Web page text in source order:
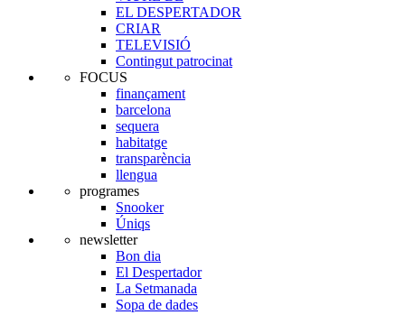
EL DESPERTADOR
CRIAR
TELEVISIÓ
Contingut patrocinat
FOCUS
finançament
barcelona
sequera
habitatge
transparència
llengua
programes
Snooker
Úniqs
newsletter
Bon dia
El Despertador
La Setmanada
Sopa de dades